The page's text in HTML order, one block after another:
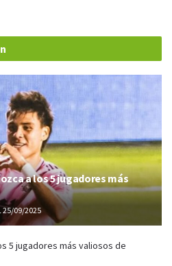
a los 5 jugadores más
25/09/2025
5 jugadores más valiosos de